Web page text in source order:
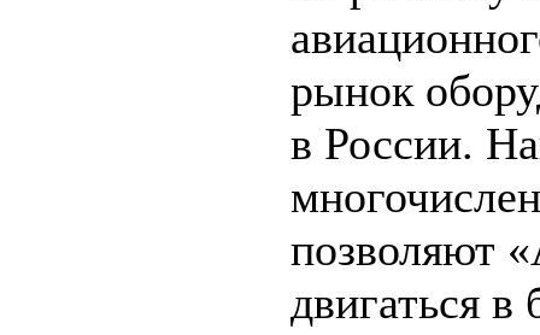
рынок
в России.
позволяют
двигаться